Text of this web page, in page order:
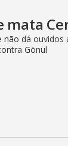
mata
não dá
Gönul